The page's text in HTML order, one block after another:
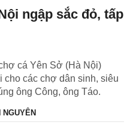
ngập sắc đỏ, tấp
cá Yên Sở (Hà Nội)
cho các chợ dân sinh, siêu
ông Công, ông Táo.